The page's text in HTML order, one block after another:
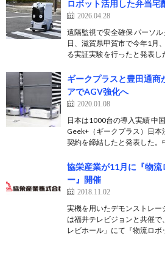
ロボット活用した弁当宅
2026.04.28
遠隔監視で安全確保 パーソ
日、滋賀県甲賀市で今年1月
る実証実験を行ったと発表
ギークプラスと豊田通商
アでAGV強化へ
2020.01.08
日本は1000台の導入実績 中
Geek+（ギークプラス）日
契約を締結したと発表した
協栄産業が11月に『物
ー』開催
2018.11.02
実機を用いたデモンストレ
は福井テレビジョンと共催
レビホール」にて『物流ロ